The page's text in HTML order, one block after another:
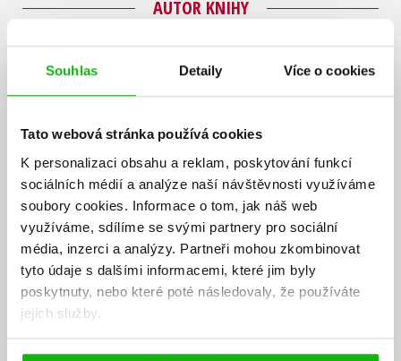
Souhlas Detaily Více o cookies
Tato webová stránka používá cookies
K personalizaci obsahu a reklam, poskytování funkcí
sociálních médií a analýze naší návštěvnosti využíváme
soubory cookies. Informace o tom, jak náš web
využíváme, sdílíme se svými partnery pro sociální
média, inzerci a analýzy. Partneři mohou zkombinovat
tyto údaje s dalšími informacemi, které jim byly
poskytnuty, nebo které poté následovaly, že používáte
jejich služby.
AUTOR KNIHY